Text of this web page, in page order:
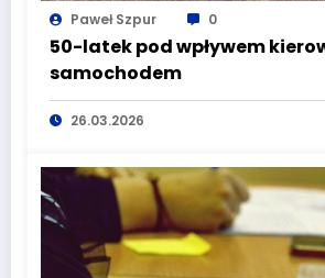
Paweł Szpur 0
50-latek pod wpływem
samochodem
26.03.2026